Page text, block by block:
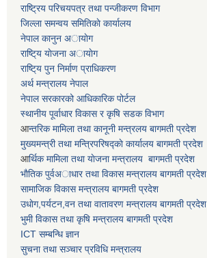
राष्ट्रिय परिचयपत्र तथा पन्जीकरण विभाग
जिल्ला समन्वय समितिकाे कार्यालय
नेपाल कानुन अायाेग
राष्टि्य याेजना अायाेग
राष्टि्य पुन निर्माण प्राधिकरण
अर्थ मन्त्रालय नेपाल
नेपाल सरकारको आधिकारिक पोर्टल
स्थानीय पूर्वाधार विकास र कृषि सडक विभाग
आन्तरिक मामिला तथा कानूनी मन्त्रलय बागमती प्रदेश
मुख्यमन्त्री तथा मन्त्रिपरिषद्काे कार्यालय बागमती प्रदेश
आर्थिक मामिला तथा याेजना मन्त्रालय बागमती प्रदेश
भाैतिक पुर्वअाधार तथा विकास मन्त्रालय बागमती प्रदेश
सामाजिक विकास मन्त्रालय बागमती प्रदेश
उधाेग,पर्यटन,वन तथा वातावरण मन्त्रालय बागमती प्रदेश
भुमी विकास तथा कृषि मन्त्रालय बागमती प्रदेश
ICT सम्बन्धि ज्ञान
सुचना तथा सञ्चार प्रविधि मन्त्रालय